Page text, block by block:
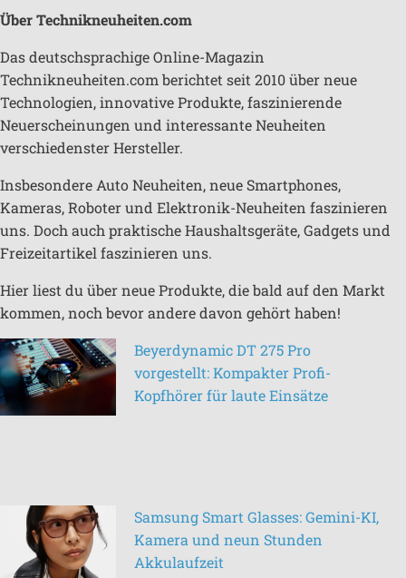
Über Technikneuheiten.com
Das deutschsprachige Online-Magazin
Technikneuheiten.com berichtet seit 2010 über neue
Technologien, innovative Produkte, faszinierende
Neuerscheinungen und interessante Neuheiten
verschiedenster Hersteller.
Insbesondere Auto Neuheiten, neue Smartphones,
Kameras, Roboter und Elektronik-Neuheiten faszinieren
uns. Doch auch praktische Haushaltsgeräte, Gadgets und
Freizeitartikel faszinieren uns.
Hier liest du über neue Produkte, die bald auf den Markt
kommen, noch bevor andere davon gehört haben!
Beyerdynamic DT 275 Pro
vorgestellt: Kompakter Profi-
Kopfhörer für laute Einsätze
Samsung Smart Glasses: Gemini-KI,
Kamera und neun Stunden
Akkulaufzeit